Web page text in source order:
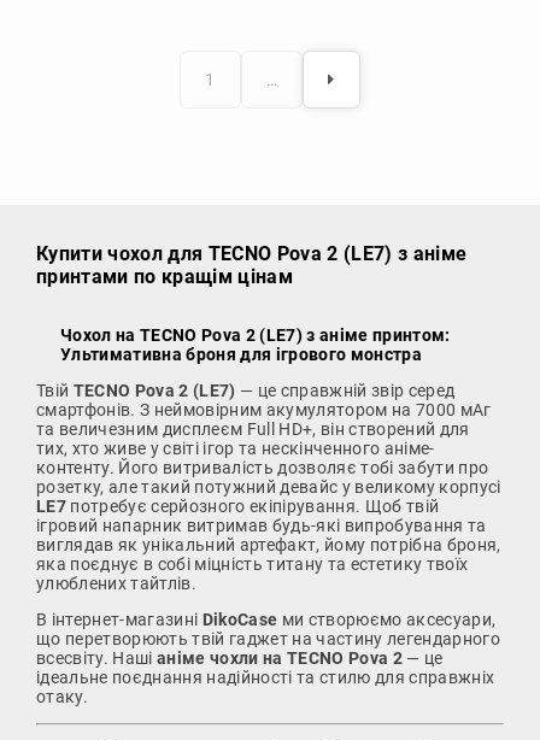
1 …
Купити чохол для TECNO Pova 2 (LE7) з аніме
принтами по кращім цінам
Чохол на TECNO Pova 2 (LE7) з аніме принтом:
Ультимативна броня для ігрового монстра
Твій TECNO Pova 2 (LE7) — це справжній звір серед
смартфонів. З неймовірним акумулятором на 7000 мАг
та величезним дисплеєм Full HD+, він створений для
тих, хто живе у світі ігор та нескінченного аніме-
контенту. Його витривалість дозволяє тобі забути про
розетку, але такий потужний девайс у великому корпусі
LE7 потребує серйозного екіпірування. Щоб твій
ігровий напарник витримав будь-які випробування та
виглядав як унікальний артефакт, йому потрібна броня,
яка поєднує в собі міцність титану та естетику твоїх
улюблених тайтлів.
В інтернет-магазині DikoCase ми створюємо аксесуари,
що перетворюють твій гаджет на частину легендарного
всесвіту. Нашіаніме чохли на TECNO Pova 2 — це
ідеальне поєднання надійності та стилю для справжніх
отаку.